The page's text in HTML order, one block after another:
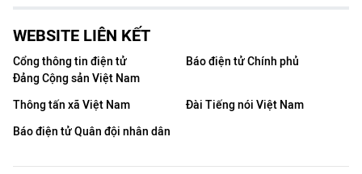
WEBSITE LIÊN KẾT
Cổng thông tin điện tử
Đảng Cộng sản Việt Nam
Báo điện tử Chính phủ
Thông tấn xã Việt Nam
Đài Tiếng nói Việt Nam
Báo điện tử Quân đội nhân dân